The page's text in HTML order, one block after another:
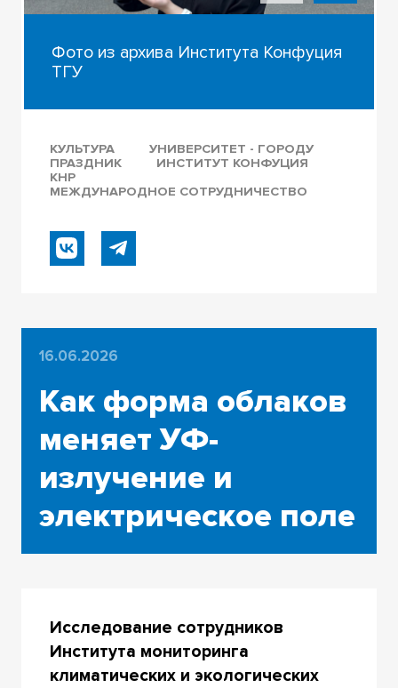
Фото из архива Института Конфуция
ТГУ
КУЛЬТУРА
УНИВЕРСИТЕТ - ГОРОДУ
ПРАЗДНИК
ИНСТИТУТ КОНФУЦИЯ
КНР
МЕЖДУНАРОДНОЕ СОТРУДНИЧЕСТВО
16.06.2026
Как форма облаков
меняет УФ-
излучение и
электрическое поле
Исследование сотрудников
Института мониторинга
климатических и экологических